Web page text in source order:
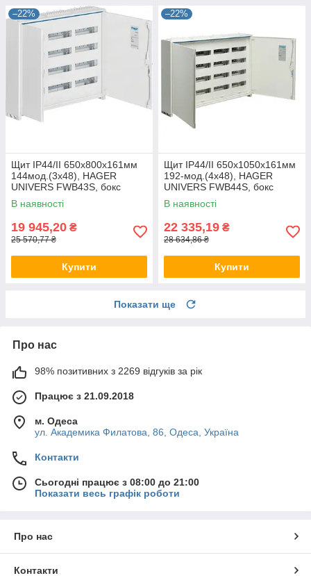
–22%
Щит IP44/II 650x800x161мм
144мод.(3x48), HAGER
UNIVERS FWB43S, бокс
Хагер настінний, шафа
метал (rozetka)
В наявності
19 945,20 ₴
25 570,77 ₴
Купити
–22%
Щит IP44/II 650x1050x161мм
192-мод.(4x48), HAGER
UNIVERS FWB44S, бокс
Хагер настінний, шафа
метал (rozetka)
В наявності
22 335,19 ₴
28 634,86 ₴
Купити
Показати ще
Про нас
98% позитивних з 2269 відгуків за рік
Працює з 21.09.2018
м. Одеса
ул. Академика Филатова, 86, Одеса, Україна
Контакти
Сьогодні працює з 08:00 до 21:00
Показати весь графік роботи
Про нас
Контакти